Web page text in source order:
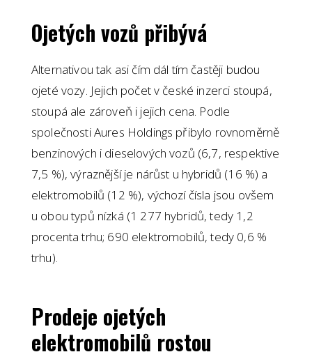
Ojetých vozů přibývá
Alternativou tak asi čím dál tím častěji budou
ojeté vozy. Jejich počet v české inzerci stoupá,
stoupá ale zároveň i jejich cena. Podle
společnosti Aures Holdings přibylo rovnoměrně
benzinových i dieselových vozů (6,7, respektive
7,5 %), výraznější je nárůst u hybridů (16 %) a
elektromobilů (12 %), výchozí čísla jsou ovšem
u obou typů nízká (1 277 hybridů, tedy 1,2
procenta trhu; 690 elektromobilů, tedy 0,6 %
trhu).
Prodeje ojetých
elektromobilů rostou